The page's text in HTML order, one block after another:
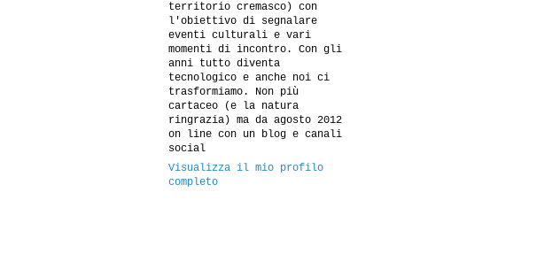
territorio cremasco) con
l'obiettivo di segnalare
eventi culturali e vari
momenti di incontro. Con gli
anni tutto diventa
tecnologico e anche noi ci
trasformiamo. Non più
cartaceo (e la natura
ringrazia) ma da agosto 2012
on line con un blog e canali
social
Visualizza il mio profilo
completo